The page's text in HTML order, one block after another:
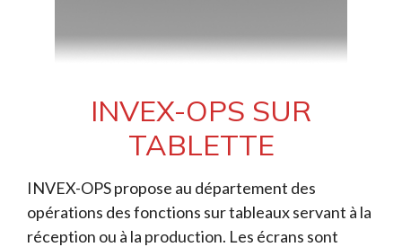
INVEX-OPS SUR
TABLETTE
INVEX-OPS propose au département des
opérations des fonctions sur tableaux servant à la
réception ou à la production. Les écrans sont